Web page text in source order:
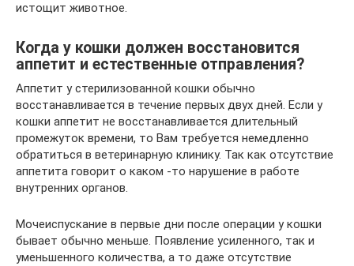
истощит животное.
Когда у кошки должен восстановится
аппетит и естественные отправления?
Аппетит у стерилизованной кошки обычно
восстанавливается в течение первых двух дней. Если у
кошки аппетит не восстанавливается длительный
промежуток времени, то Вам требуется немедленно
обратиться в ветеринарную клинику. Так как отсутствие
аппетита говорит о каком -то нарушение в работе
внутренних органов.
Мочеиспускание в первые дни после операции у кошки
бывает обычно меньше. Появление усиленного, так и
уменьшенного количества, а то даже отсутствие